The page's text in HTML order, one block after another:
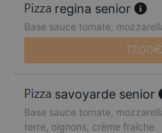
regina senior
Base sauce tomate,
17.00€
savoyarde senior
Base sauce tomate,
terre, oignons, crème fraîche